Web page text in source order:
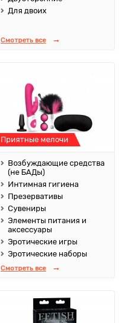
Для двоих
Смотреть все
Приятные мелочи
Возбуждающие средства
(не БАДы)
Интимная гигиена
Презервативы
Сувениры
Элементы питания и
аксессуары
Эротические игры
Эротические наборы
Смотреть все